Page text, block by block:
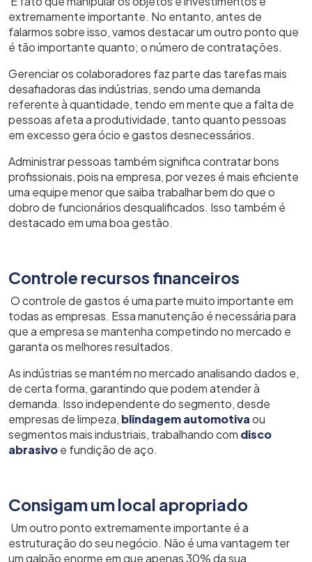
extremamente importante. No entanto, antes de
falarmos sobre isso, vamos destacar um outro ponto que
é tão importante quanto; o número de contratações.
Gerenciar os colaboradores faz parte das tarefas mais
desafiadoras das indústrias, sendo uma demanda
referente à quantidade, tendo em mente que a falta de
pessoas afeta a produtividade, tanto quanto pessoas
em excesso gera ócio e gastos desnecessários.
Administrar pessoas também significa contratar bons
profissionais, pois na empresa, por vezes é mais eficiente
uma equipe menor que saiba trabalhar bem do que o
dobro de funcionários desqualificados. Isso também é
destacado em uma boa gestão.
Controle recursos financeiros
O controle de gastos é uma parte muito importante em
todas as empresas. Essa manutenção é necessária para
que a empresa se mantenha competindo no mercado e
garanta os melhores resultados.
As indústrias se mantém no mercado analisando dados e,
de certa forma, garantindo que podem atender à
demanda. Isso independente do segmento, desde
empresas de limpeza, blindagem automotivaou
segmentos mais industriais, trabalhando com disco
abrasivoe fundição de aço.
Consigam um local apropriado
Um outro ponto extremamente importante é a
estruturação do seu negócio. Não é uma vantagem ter
um galpão enorme em que apenas 30% da sua